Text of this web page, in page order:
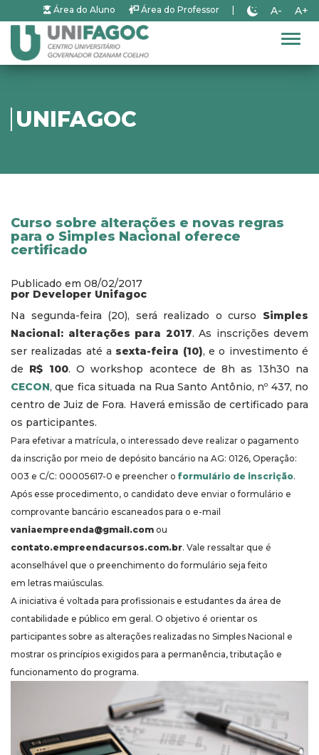
Área do Aluno Área do Professor A- A+
UNIFAGOC
Curso sobre alterações e novas regras
para o Simples Nacional oferece
certificado
Publicado em 08/02/2017
por Developer Unifagoc
Na segunda-feira (20), será realizado o curso Simples
Nacional: alterações para 2017. As inscrições devem
ser realizadas até a sexta-feira (10), e o investimento é
de R$ 100. O workshop acontece de 8h as 13h30 na
CECON, que fica situada na Rua Santo Antônio, nº 437, no
centro de Juiz de Fora. Haverá emissão de certificado para
os participantes.
Para efetivar a matrícula, o interessado deve realizar o pagamento
da inscrição por meio de depósito bancário na AG: 0126, Operação:
003 e C/C: 00005617-0 e preencher o formulário de inscrição.
Após esse procedimento, o candidato deve enviar o formulário e
comprovante bancário escaneados para o e-mail
vaniaempreenda@gmail.com ou
contato.empreendacursos.com.br. Vale ressaltar que é
aconselhável que o preenchimento do formulário seja feito
em letras maiúsculas.
A iniciativa é voltada para profissionais e estudantes da área de
contabilidade e público em geral. O objetivo é orientar os
participantes sobre as alterações realizadas no Simples Nacional e
mostrar os princípios exigidos para a permanência, tributação e
funcionamento do programa.